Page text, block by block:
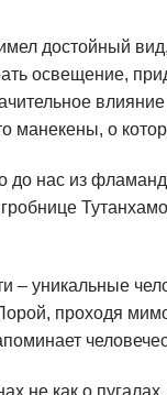
достойный
освещение,
манекены, о
до нас из
– уникальные
проходя
не как о